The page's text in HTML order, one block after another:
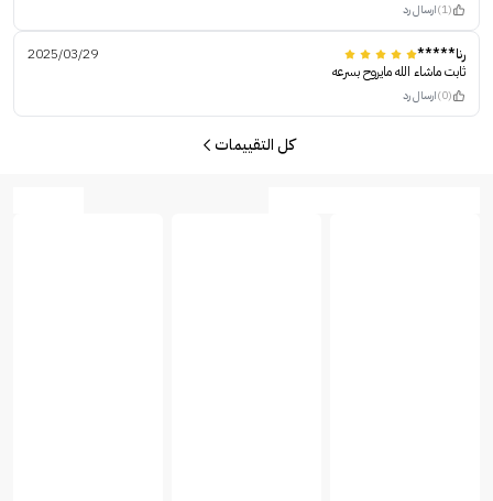
(1) ارسال رد
رنا*****
2025/03/29
ثابت ماشاء الله مايروح بسرعه
(0) ارسال رد
كل التقييمات